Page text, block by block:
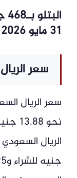
31 مايو 2026
سعر
سعر الريال